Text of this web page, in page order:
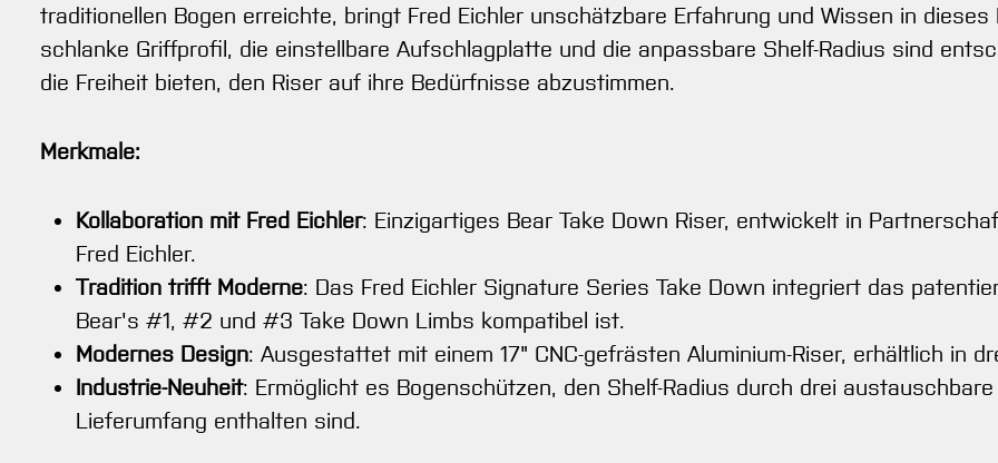
traditionellen Bogen erreichte, bringt Fred Eichler unschätzbare Erfahrung und Wissen in
schlanke Griffprofil, die einstellbare Aufschlagplatte und die anpassbare Shelf-Radius sind
die Freiheit bieten, den Riser auf ihre Bedürfnisse abzustimmen.
Merkmale:
Kollaboration mit Fred Eichler: Einzigartiges Bear Take Down Riser, entwickelt in
Fred Eichler.
Tradition trifft Moderne: Das Fred Eichler Signature Series Take Down integriert das
Bear's #1, #2 und #3 Take Down Limbs kompatibel ist.
Modernes Design: Ausgestattet mit einem 17" CNC-gefrästen Aluminium-Riser, erhältlich in
Industrie-Neuheit: Ermöglicht es Bogenschützen, den Shelf-Radius durch drei
Lieferumfang enthalten sind.